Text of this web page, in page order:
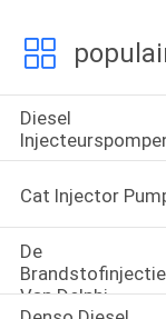
Diesel
Cat Injector
De
Van Delphi